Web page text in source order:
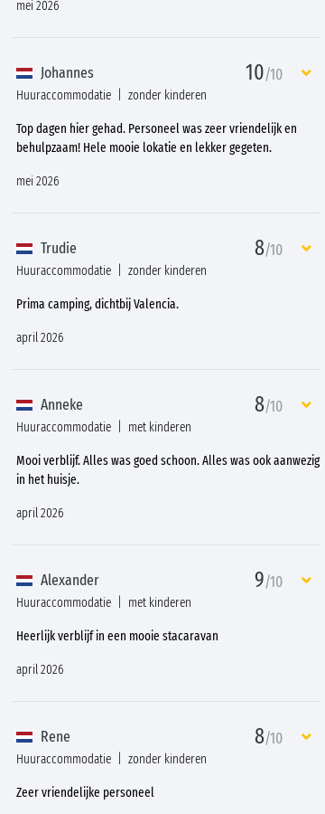
mei 2026
Johannes 10/10
Huuraccommodatie zonder kinderen
Top dagen hier gehad. Personeel was zeer vriendelijk en
behulpzaam! Hele mooie lokatie en lekker gegeten.
mei 2026
Trudie 8/10
Huuraccommodatie zonder kinderen
Prima camping, dichtbij Valencia.
april 2026
Anneke 8/10
Huuraccommodatie met kinderen
Mooi verblijf. Alles was goed schoon. Alles was ook aanwezig
in het huisje.
april 2026
Alexander 9/10
Huuraccommodatie met kinderen
Heerlijk verblijf in een mooie stacaravan
april 2026
Rene 8/10
Huuraccommodatie zonder kinderen
Zeer vriendelijke personeel